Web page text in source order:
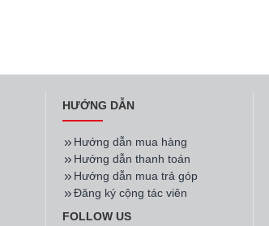
HƯỚNG DẪN
Hướng dẫn mua hàng
Hướng dẫn thanh toán
Hướng dẫn mua trả góp
Đăng ký cộng tác viên
FOLLOW US